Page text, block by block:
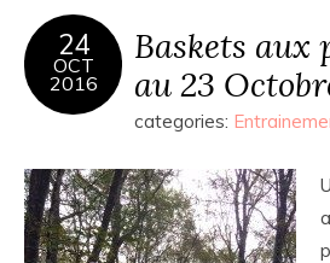
24
OCT
2016
Baskets aux
au 23
categories: